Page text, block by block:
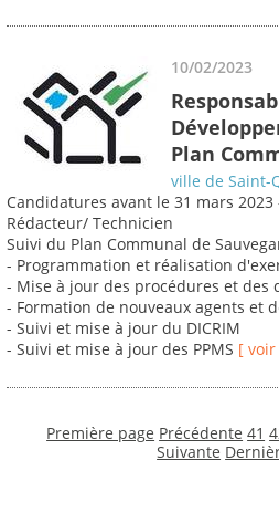
10/02/2023
Plan
ville de Saint-
Candidatures avant le 31 mars 2023
Rédacteur/ Technicien
Suivi du Plan Communal de
- Programmation et réalisation
- Mise à jour des procédures et des
- Formation de nouveaux agents et
- Suivi et mise à jour du DICRIM
- Suivi et mise à jour des PPMS [
Première page Précédente 41
Suivante